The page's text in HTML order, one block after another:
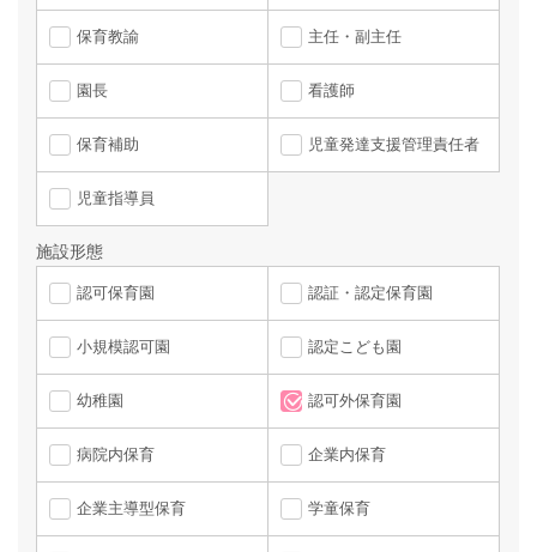
保育教諭 主任・副主任
園長 看護師
保育補助 児童発達支援管理責任者
児童指導員
施設形態
認可保育園 認証・認定保育園
小規模認可園 認定こども園
幼稚園 認可外保育園
病院内保育 企業内保育
企業主導型保育 学童保育